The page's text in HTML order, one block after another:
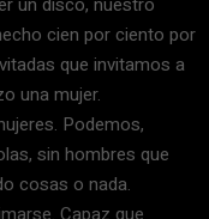
un disco, nuestro
cien por ciento por
que invitamos a
una mujer.
Podemos,
sin hombres que
cosas o nada.